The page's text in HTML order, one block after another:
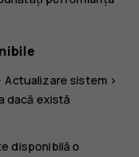
Actualizare sistem >
dacă există
disponibilă o